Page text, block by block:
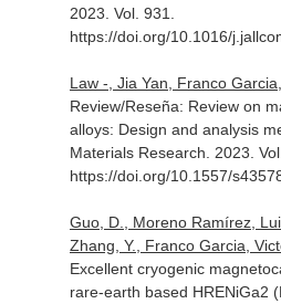
2023. Vol. 931.
https://doi.org/10.1016/
Law -, Jia Yan, Franco
Review/Reseña: Review on
alloys: Design and analysis
Materials Research . 2023.
https://doi.org/10.1557/
Guo, D., Moreno Ramírez,
Zhang, Y., Franco Garcia,
Excellent cryogenic
rare-earth based HRENiGa2